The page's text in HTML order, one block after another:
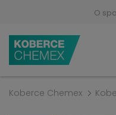
O
Koberce Chemex